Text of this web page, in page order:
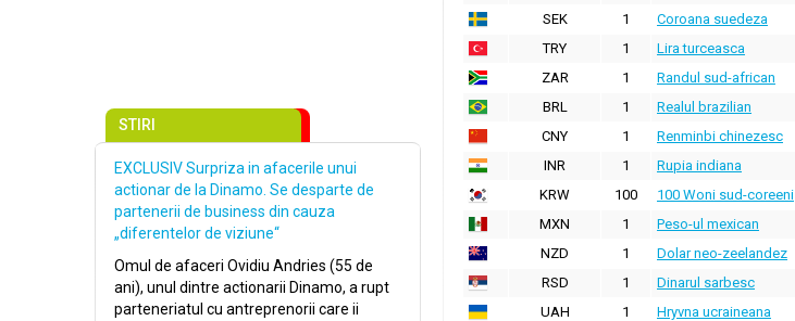
SEK
1 Coroana suedeza
TRY
1 Lira turceasca
ZAR
1 Randul sud-african
BRL
1 Realul brazilian
CNY
1 Renminbi chinezesc
INR
1 Rupia indiana
KRW
100 100 Woni sud-coreeni
MXN
1 Peso-ul mexican
NZD
1 Dolar neo-zeelandez
RSD
1 Dinarul sarbesc
UAH
1 Hryvna ucraineana
STIRI
EXCLUSIV Surpriza in afacerile unui
actionar de la Dinamo. Se desparte de
partenerii de business din cauza
„diferentelor de viziune“
Omul de afaceri Ovidiu Andries (55 de
ani), unul dintre actionarii Dinamo, a rupt
parteneriatul cu antreprenorii care ii